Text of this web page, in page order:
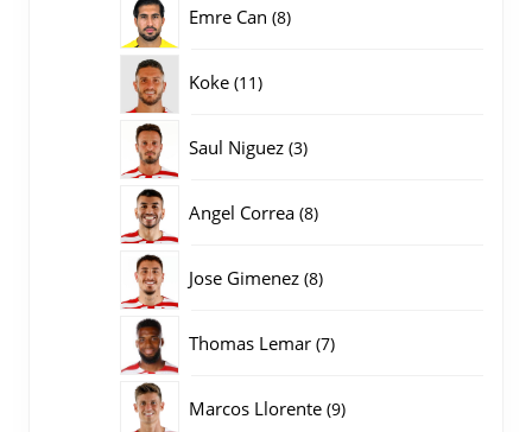
Emre Can 88
Koke 1111
Saul Niguez 33
Angel Correa 88
Jose Gimenez 88
Thomas Lemar 77
Marcos Llorente 99